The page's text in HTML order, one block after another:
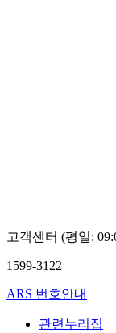
고객센터 (평일:
1599-3122
ARS 번호안내
관련누리집